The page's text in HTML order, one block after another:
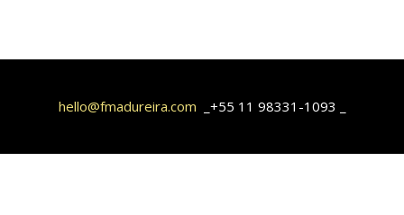
hello@fmadureira.com _+55 11 98331-1093 _